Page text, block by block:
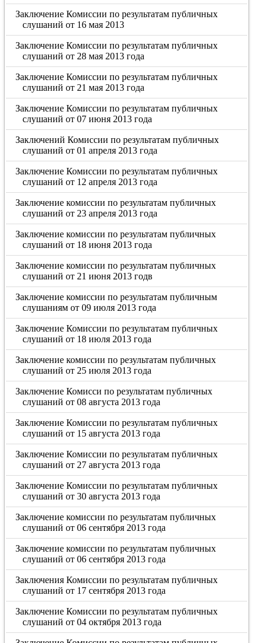
Заключение Комиссии по результатам публичных
слушаний от 16 мая 2013
Заключение Комиссии по результатам публичных
слушаний от 28 мая 2013 года
Заключение Комиссии по результатам публичных
слушаний от 21 мая 2013 года
Заключение Комиссии по результатам публичных
слушаний от 07 июня 2013 года
Заключений Комиссии по результатам публичных
слушаний от 01 апреля 2013 года
Заключение Комиссии по результатам публичных
слушаний от 12 апреля 2013 года
Заключение комиссии по результатам публичных
слушаний от 23 апреля 2013 года
Заключение комиссии по результатам публичных
слушаний от 18 июня 2013 года
Заключение комиссии по результатам публичных
слушаний от 21 июня 2013 годв
Заключение комиссии по результатам публичным
слушаниям от 09 июля 2013 года
Заключение Комиссии по результатам публичных
слушаний от 18 июля 2013 года
Заключение комиссии по результатам публичных
слушаний от 25 июля 2013 года
Заключение Комисси по результатам публичных
слушаний от 08 августа 2013 года
Заключение Комиссии по результатам публичных
слушаний от 15 августа 2013 года
Заключение Комиссии по результатам публичных
слушаний от 27 августа 2013 года
Заключение Комиссии по результатам публичных
слушаний от 30 августа 2013 года
Заключение комиссии по результатам публичных
слушаний от 06 сентября 2013 года
Заключение комиссии по результатам публичных
слушаний от 06 сентября 2013 года
Заключения Комиссии по результатам публичных
слушаний от 17 сентября 2013 года
Заключение Комиссии по результатам публичных
слушаний от 04 октября 2013 года